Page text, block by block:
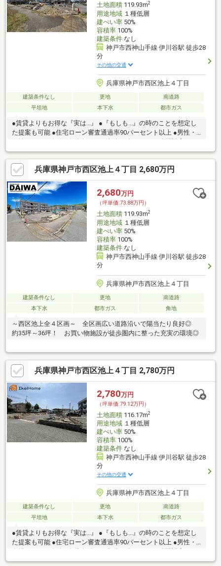
土地面積119.93m2
用途地域１種低層
建ぺい率50%
容積率100%
建築条件なし
神戸市西神山手線 伊川谷駅 徒歩28
分
その他の交通
兵庫県神戸市西区池上４丁目
建築条件なし 更地
南道路
平坦地
本下水 都市ガス
●賃貸よりもお得な『実は...』 ●『もしも...』の時のことを想定し
た提案も可能 ●住宅ローン審査通過率90パーセント以上 ●男性・
女性スタッフ在籍 ●年中無休・ご都合に合わせてお時間対応可
兵庫県神戸市西区池上４丁目 2,680万円
2,680万円
（坪単価:73.88万円）
土地面積119.93m2
用途地域１種低層
建ぺい率50%
容積率100%
建築条件なし
神戸市西神山手線 伊川谷駅 徒歩28
分
兵庫県神戸市西区池上４丁目
建築条件なし 更地
南道路
本下水
都市ガス 角地
～西区池上全４区画～ 全区画広い道路沿いで陽当たり良好◎
約35坪～36坪！ お買い物施設が徒歩圏内に整った充実の環境◎
兵庫県神戸市西区池上４丁目 2,780万円
2,780万円
（坪単価:79.12万円）
土地面積116.17m2
用途地域１種低層
建ぺい率50%
容積率100%
建築条件なし
神戸市西神山手線 伊川谷駅 徒歩28
分
その他の交通
兵庫県神戸市西区池上４丁目
建築条件なし 更地
南道路
平坦地
本下水 都市ガス
●賃貸よりもお得な『実は...』 ●『もしも...』の時のことを想定し
た提案も可能 ●住宅ローン審査通過率90パーセント以上 ●男性・